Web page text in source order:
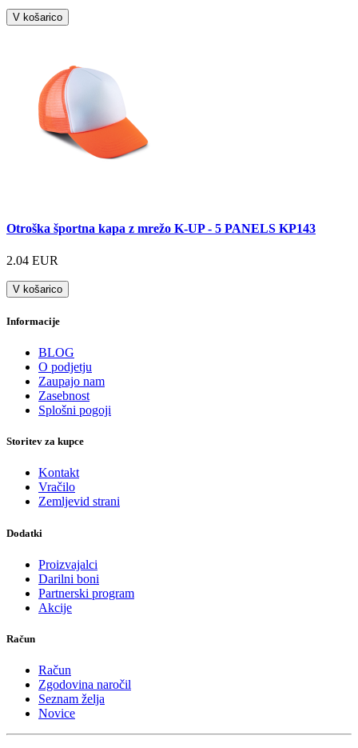
V košarico
Otroška športna kapa z mrežo K-UP - 5 PANELS KP143
2.04 EUR
V košarico
Informacije
BLOG
O podjetju
Zaupajo nam
Zasebnost
Splošni pogoji
Storitev za kupce
Kontakt
Vračilo
Zemljevid strani
Dodatki
Proizvajalci
Darilni boni
Partnerski program
Akcije
Račun
Račun
Zgodovina naročil
Seznam želja
Novice